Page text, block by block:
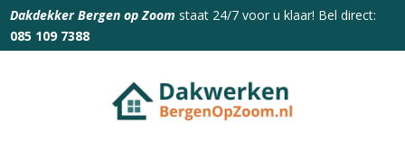
Dakdekker Bergen op Zoom staat 24/7 voor u klaar! Bel direct:
085 109 7388